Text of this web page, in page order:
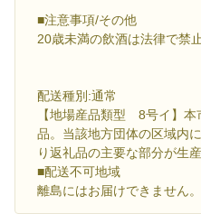
■注意事項/その他
20歳未満の飲酒は法律で禁
配送種別:通常
【地場産品類型 8号イ】
品。当該地方団体の区域内
り返礼品の主要な部分が生
■配送不可地域
離島にはお届けできません。